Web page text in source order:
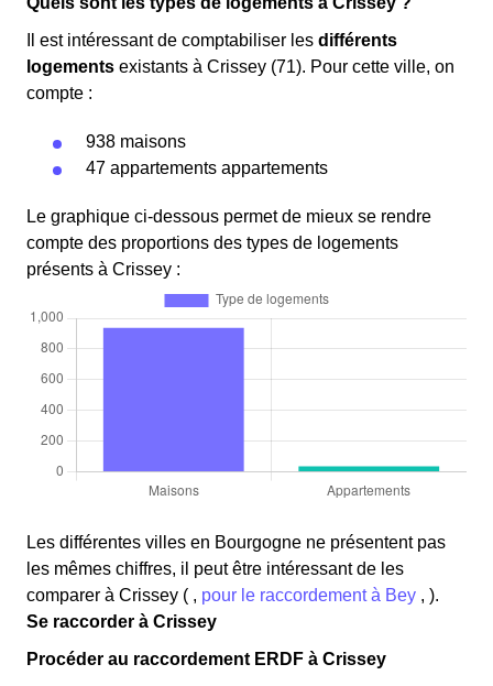
Il est intéressant de comptabiliser les différents
logements existants à Crissey (71). Pour cette ville, on
compte :
938 maisons
47 appartements appartements
Le graphique ci-dessous permet de mieux se rendre
compte des proportions des types de logements
présents à Crissey :
Les différentes villes en Bourgogne ne présentent pas
les mêmes chiffres, il peut être intéressant de les
comparer à Crissey ( , pour le raccordement à Bey , ).
Se raccorder à Crissey
Procéder au raccordement ERDF à Crissey